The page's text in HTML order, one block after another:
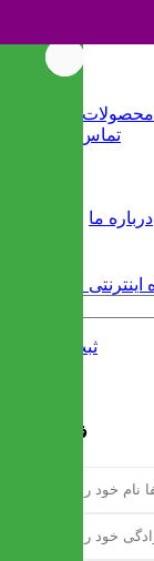
محصولات جدید
تماس با ما
درباره ما
ثبت نام
فرم ثبت نام